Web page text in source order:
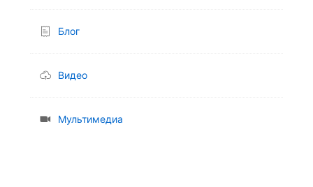
Блог
Видео
Мультимедиа